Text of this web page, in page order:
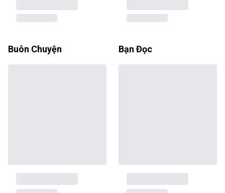
Buôn Chuyện Bạn Đọc